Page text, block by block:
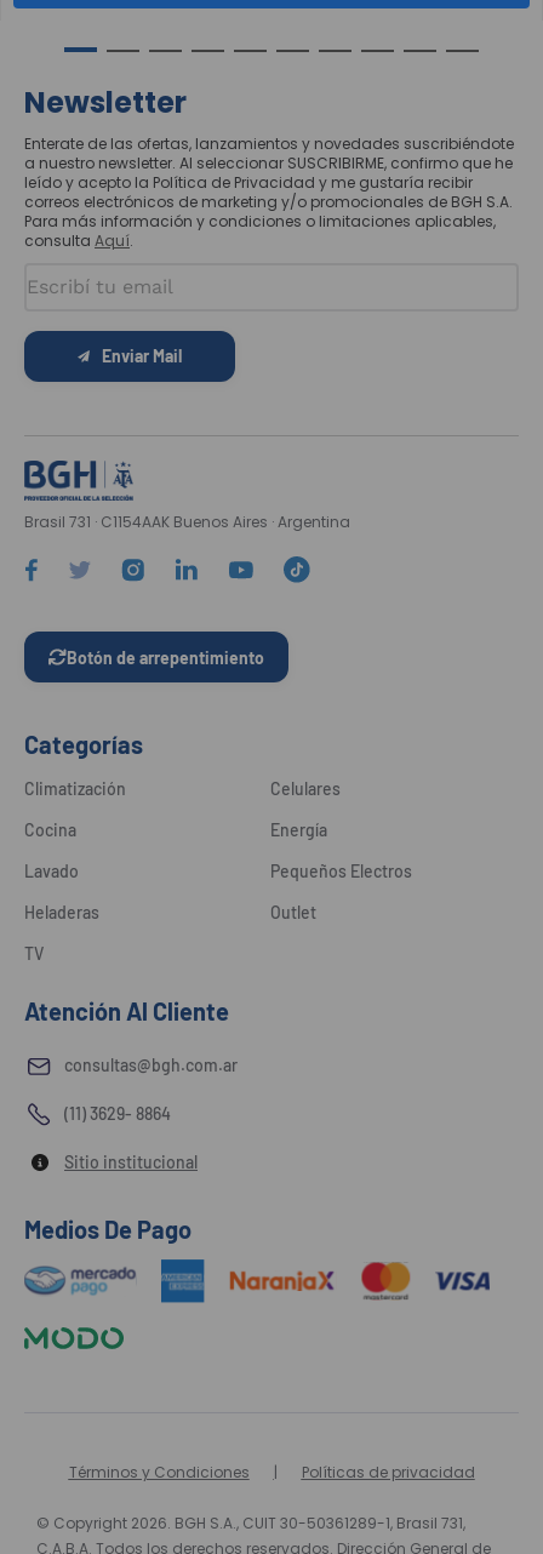
Newsletter
Enterate de las ofertas, lanzamientos y novedades suscribiéndote
a nuestro newsletter. Al seleccionar SUSCRIBIRME, confirmo que he
leído y acepto la Política de Privacidad y me gustaría recibir
correos electrónicos de marketing y/o promocionales de BGH S.A.
Para más información y condiciones o limitaciones aplicables,
consulta Aquí.
Enviar Mail
Brasil 731 · C1154AAK Buenos Aires · Argentina
Botón de arrepentimiento
Categorías
Climatización
Cocina
Lavado
Heladeras
TV
Celulares
Energía
Pequeños Electros
Outlet
Atención Al Cliente
consultas@bgh.com.ar
(11) 3629- 8864
Sitio institucional
Medios De Pago
Términos y Condiciones Políticas de privacidad
© Copyright 2026. BGH S.A., CUIT 30-50361289-1, Brasil 731,
C.A.B.A. Todos los derechos reservados. Dirección General de